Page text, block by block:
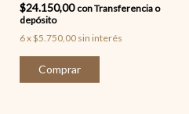
$24.150,00 conTransferencia o
depósito
6x$5.750,00 sin interés
Comprar